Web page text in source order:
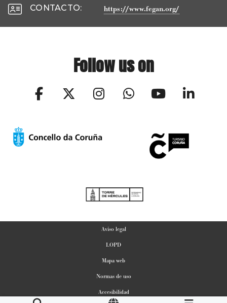
CONTACTO: https://www.fegan.org/
Follow us on
Aviso legal
LOPD
Mapa web
Normas de uso
Accesibilidad